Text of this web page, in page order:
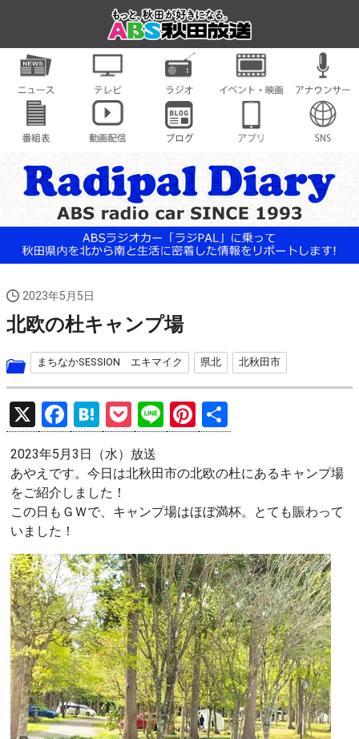
2023年5月5日
北欧の杜キャンプ場
まちなかSESSION エキマイク 県北 北秋田市
X
F
a
ce
b
o
o
k
H
at
e
n
a
P
o
ck
Li
n
e
Pi
nt
er
t
有
2023年5月3日（水）放送
あやえです。今日は北秋田市の北欧の杜にあるキャンプ場
をご紹介しました！
この日もＧＷで、キャンプ場はほぼ満杯。とても賑わって
いました！